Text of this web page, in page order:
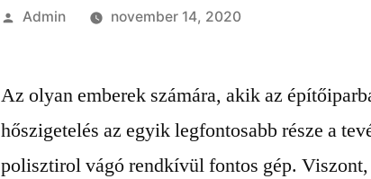
Szerző:
Admin november 14, 2020
Az olyan emberek számára, akik az
hőszigetelés az egyik legfontosabb része a
polisztirol vágó rendkívül fontos gép.